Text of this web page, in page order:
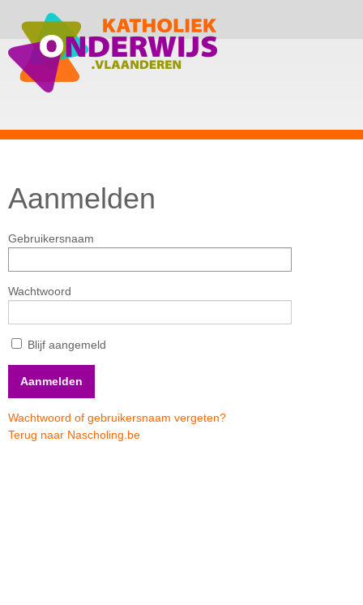
Aanmelden
Gebruikersnaam
Wachtwoord
Blijf aangemeld
Wachtwoord of gebruikersnaam vergeten?
Terug naar Nascholing.be